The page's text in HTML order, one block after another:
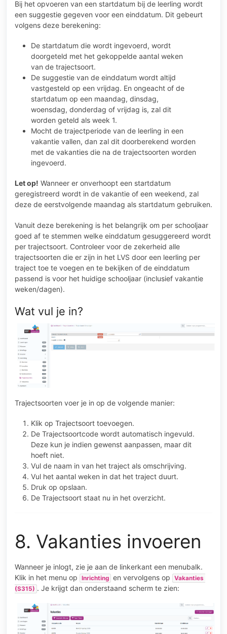
Bij het opvoeren van een startdatum bij de leerling wordt
een suggestie gegeven voor een einddatum. Dit gebeurt
volgens deze berekening:
De startdatum die wordt ingevoerd, wordt
doorgeteld met het gekoppelde aantal weken
van de trajectsoort.
De suggestie van de einddatum wordt altijd
vastgesteld op een vrijdag. En ongeacht of de
startdatum op een maandag, dinsdag,
woensdag, donderdag of vrijdag is, zal dit
worden geteld als week 1.
Mocht de trajectperiode van de leerling in een
vakantie vallen, dan zal dit doorberekend worden
met de vakanties die na de trajectsoorten worden
ingevoerd.
Let op! Wanneer er onverhoopt een startdatum
geregistreerd wordt in de vakantie of een weekend, zal
deze de eerstvolgende maandag als startdatum gebruiken.
Vanuit deze berekening is het belangrijk om per schooljaar
goed af te stemmen welke einddatum gesuggereerd wordt
per trajectsoort. Controleer voor de zekerheid alle
trajectsoorten die er zijn in het LVS door een leerling per
traject toe te voegen en te bekijken of de einddatum
passend is voor het huidige schooljaar (inclusief vakantie
weken/dagen).
Wat vul je in?
Trajectsoorten voer je in op de volgende manier:
Klik op Trajectsoort toevoegen.
De Trajectsoortcode wordt automatisch ingevuld.
Deze kun je indien gewenst aanpassen, maar dit
hoeft niet.
Vul de naam in van het traject als omschrijving.
Vul het aantal weken in dat het traject duurt.
Druk op opslaan.
De Trajectsoort staat nu in het overzicht.
8. Vakanties invoeren
Wanneer je inlogt, zie je aan de linkerkant een menubalk.
Klik in het menu op
Inrichting en vervolgens op
Vakanties
(S315) . Je krijgt dan onderstaand scherm te zien: